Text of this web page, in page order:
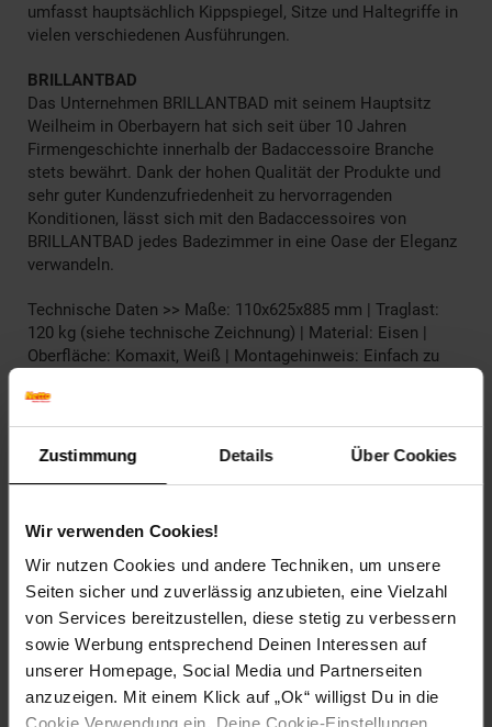
Zustimmung Details Über Cookies
Wir verwenden Cookies!
Wir nutzen Cookies und andere Techniken, um unsere
Seiten sicher und zuverlässig anzubieten, eine Vielzahl
von Services bereitzustellen, diese stetig zu verbessern
sowie Werbung entsprechend Deinen Interessen auf
unserer Homepage, Social Media und Partnerseiten
anzuzeigen. Mit einem Klick auf „Ok“ willigst Du in die
Cookie Verwendung ein. Deine Cookie-Einstellungen
umfasst hauptsächlich Kippspiegel, Sitze und Haltegriffe in
vielen verschiedenen Ausführungen.
BRILLANTBAD
Das Unternehmen BRILLANTBAD mit seinem Hauptsitz
Weilheim in Oberbayern hat sich seit über 10 Jahren
Firmengeschichte innerhalb der Badaccessoire Branche
stets bewährt. Dank der hohen Qualität der Produkte und
sehr guter Kundenzufriedenheit zu hervorragenden
Konditionen, lässt sich mit den Badaccessoires von
BRILLANTBAD jedes Badezimmer in eine Oase der Eleganz
verwandeln.
Technische Daten >> Maße: 110x625x885 mm | Traglast:
120 kg (siehe technische Zeichnung) | Material: Eisen |
Oberfläche: Komaxit, Weiß | Montagehinweis: Einfach zu
zum Kleben (Klebeset nicht enthalten bitte optional
bestellen oder im Baumarkt einen 2K/3K
Komponentenkleber besorgen) | Lieferumfang: Artikel inkl.
Montagematerial Schrauben & Dübelset (wenn benötigt),
2K/3K Komponentenkleber besorgen). Bitte beachten Sie
auch den Montage Hinweis!
Artikelnummer: 2737257000
Artikel gehört zur Kategorie:Weiteres Bad-Zubehör